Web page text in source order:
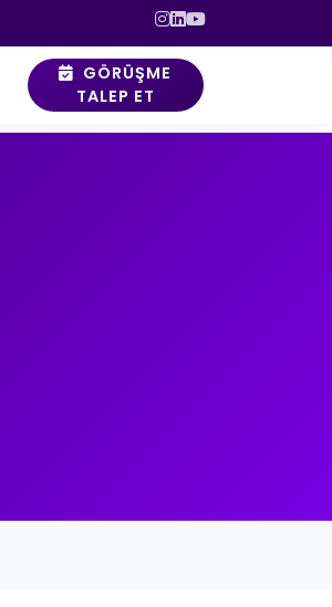
GÖRÜŞME
TALEP ET